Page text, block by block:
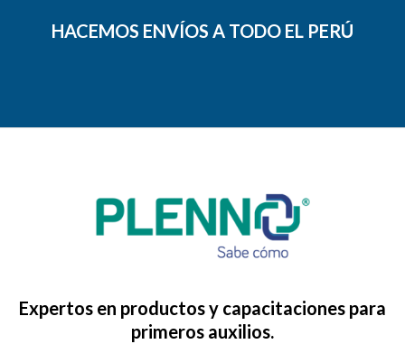
HACEMOS ENVÍOS A TODO EL PERÚ
Expertos en productos y capacitaciones para
primeros auxilios.